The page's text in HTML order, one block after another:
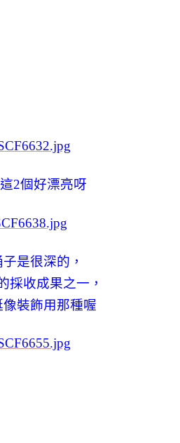
2個好漂亮呀
是很深的，
採收成果之一，
裝飾用那種喔